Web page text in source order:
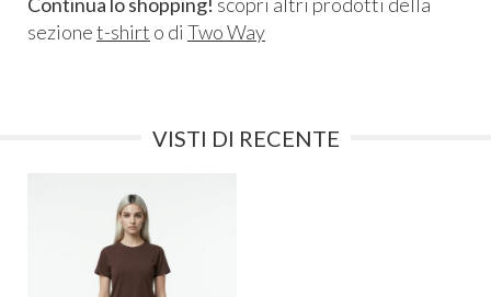
sezionet-shirt o di Two Way
VISTI DI RECENTE